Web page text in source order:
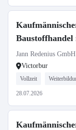
Baustoffhandel
Jann Redenius GmbH
Victorbur
Vollzeit
28.07.2026